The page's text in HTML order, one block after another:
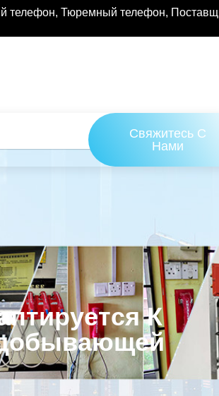
телефон, Тюремный телефон,
Свяжитесь С
Нами
К